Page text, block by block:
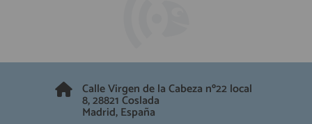
(+34) 912 477 744
HORARIO de TIENDA:
Lunes a Viernes 09:30h a 20:00h
Calle Virgen de la Cabeza nº22 local
8, 28821 Coslada
Madrid, España